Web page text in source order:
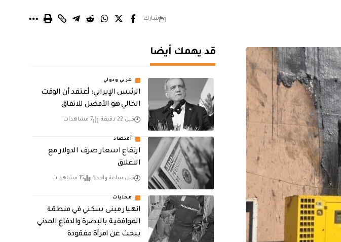
شارك
قد يهمك أيضا
عربي ودولي
الرئيس الإيراني: أعتقد أن الوقت
الحالي هو الأفضل للاتفاق
قبل 22 دقيقة 7 مشاهدات
أقتصاد
ارتفاع اسعار صرف الدولار مع
الاغلاق
قبل ساعة واحدة 15 مشاهدات
محليات
انهيار مبنى سكني في منطقة
الموافقية بالبصرة والدفاع المدني
يبحث عن امرأة مفقودة